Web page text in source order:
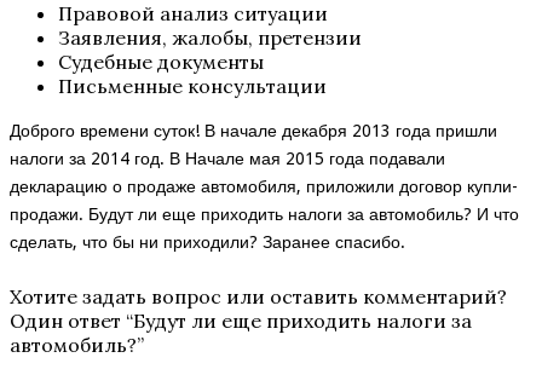
Правовой анализ ситуации
Заявления, жалобы, претензии
Судебные документы
Письменные консультации
Доброго времени суток! В начале декабря 2013 года пришли
налоги за 2014 год. В Начале мая 2015 года подавали
декларацию о продаже автомобиля, приложили договор купли-
продажи. Будут ли еще приходить налоги за автомобиль? И что
сделать, что бы ни приходили? Заранее спасибо.
Хотите задать вопрос или оставить комментарий?
Один ответ “Будут ли еще приходить налоги за
автомобиль?”